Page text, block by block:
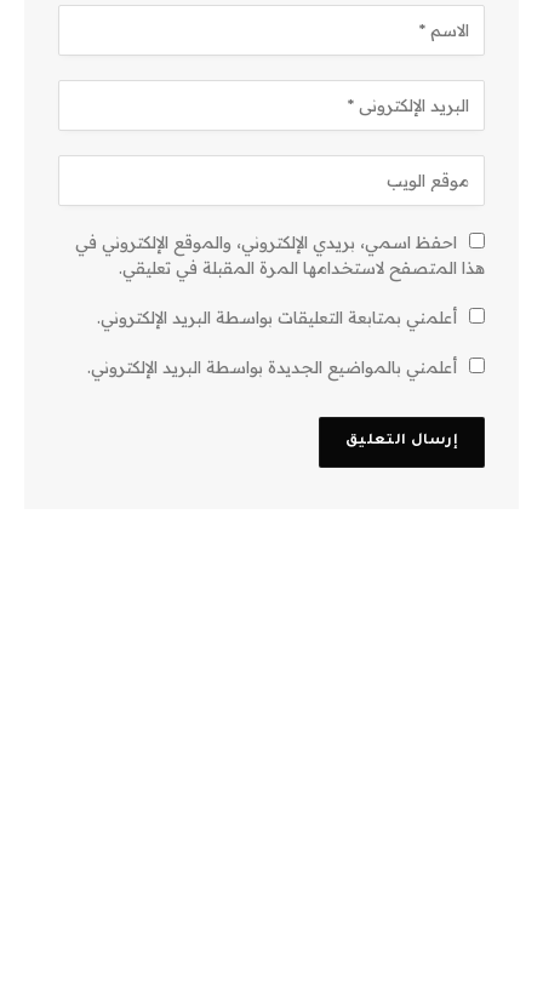
احفظ اسمي، بريدي الإلكتروني، والموقع الإلكتروني في
هذا المتصفح لاستخدامها المرة المقبلة في تعليقي.
أعلمني بمتابعة التعليقات بواسطة البريد الإلكتروني.
أعلمني بالمواضيع الجديدة بواسطة البريد الإلكتروني.